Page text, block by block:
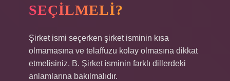
SEÇILMELI?
Şirket ismi seçerken şirket isminin kısa
olmamasına ve telaffuzu kolay olmasına dikkat
etmelisiniz. B. Şirket isminin farklı dillerdeki
anlamlarına bakılmalıdır.